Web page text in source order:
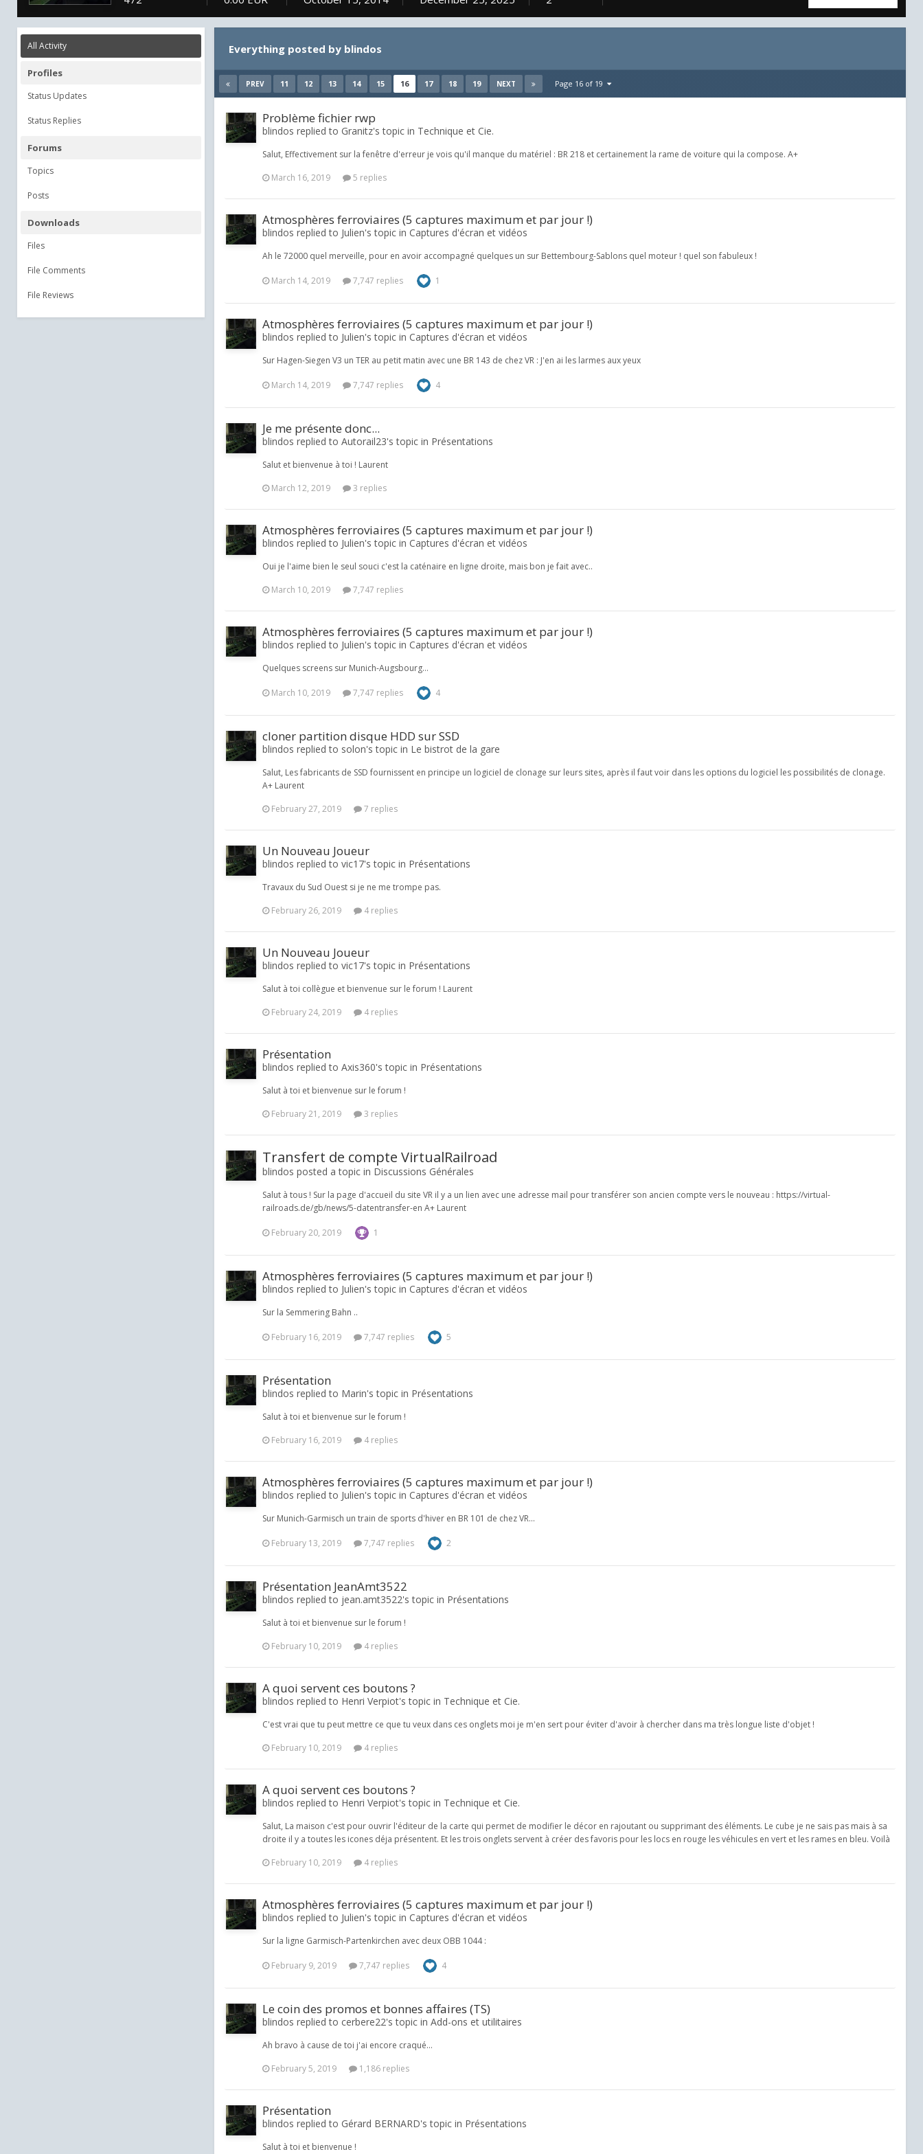
All Activity
Profiles
Status Updates
Status Replies
Forums
Topics
Posts
Downloads
Files
File Comments
File Reviews
Everything posted by blindos
PREV 11 12 13 14 15 16 17 18 19 NEXT Page 16 of 19
Problème fichier rwp
blindos replied to Granitz's topic in Technique et Cie.
Salut, Effectivement sur la fenêtre d'erreur je vois qu'il manque du matériel : BR 218 et certainement la rame de voiture qui la compose. A+
March 16, 2019
5 replies
Atmosphères ferroviaires (5 captures maximum et par jour !)
blindos replied to Julien's topic in Captures d'écran et vidéos
Ah le 72000 quel merveille, pour en avoir accompagné quelques un sur Bettembourg-Sablons quel moteur ! quel son fabuleux !
March 14, 2019 7,747 replies 1
Atmosphères ferroviaires (5 captures maximum et par jour !)
blindos replied to Julien's topic in Captures d'écran et vidéos
Sur Hagen-Siegen V3 un TER au petit matin avec une BR 143 de chez VR : J'en ai les larmes aux yeux
March 14, 2019 7,747 replies 4
Je me présente donc...
blindos replied to Autorail23's topic in Présentations
Salut et bienvenue à toi ! Laurent
March 12, 2019
3 replies
Atmosphères ferroviaires (5 captures maximum et par jour !)
blindos replied to Julien's topic in Captures d'écran et vidéos
Oui je l'aime bien le seul souci c'est la caténaire en ligne droite, mais bon je fait avec..
March 10, 2019
7,747 replies
Atmosphères ferroviaires (5 captures maximum et par jour !)
blindos replied to Julien's topic in Captures d'écran et vidéos
Quelques screens sur Munich-Augsbourg…
March 10, 2019 7,747 replies 4
cloner partition disque HDD sur SSD
blindos replied to solon's topic in Le bistrot de la gare
Salut, Les fabricants de SSD fournissent en principe un logiciel de clonage sur leurs sites, après il faut voir dans les options du logiciel les possibilités de clonage.
A+ Laurent
February 27, 2019
7 replies
Un Nouveau Joueur
blindos replied to vic17's topic in Présentations
Travaux du Sud Ouest si je ne me trompe pas.
February 26, 2019
4 replies
Un Nouveau Joueur
blindos replied to vic17's topic in Présentations
Salut à toi collègue et bienvenue sur le forum ! Laurent
February 24, 2019
4 replies
Présentation
blindos replied to Axis360's topic in Présentations
Salut à toi et bienvenue sur le forum !
February 21, 2019
3 replies
Transfert de compte VirtualRailroad
blindos posted a topic in Discussions Générales
Salut à tous ! Sur la page d'accueil du site VR il y a un lien avec une adresse mail pour transférer son ancien compte vers le nouveau : https://virtual-
railroads.de/gb/news/5-datentransfer-en A+ Laurent
February 20, 2019 1
Atmosphères ferroviaires (5 captures maximum et par jour !)
blindos replied to Julien's topic in Captures d'écran et vidéos
Sur la Semmering Bahn ..
February 16, 2019 7,747 replies 5
Présentation
blindos replied to Marin's topic in Présentations
Salut à toi et bienvenue sur le forum !
February 16, 2019
4 replies
Atmosphères ferroviaires (5 captures maximum et par jour !)
blindos replied to Julien's topic in Captures d'écran et vidéos
Sur Munich-Garmisch un train de sports d'hiver en BR 101 de chez VR...
February 13, 2019 7,747 replies 2
Présentation JeanAmt3522
blindos replied to jean.amt3522's topic in Présentations
Salut à toi et bienvenue sur le forum !
February 10, 2019
4 replies
A quoi servent ces boutons ?
blindos replied to Henri Verpiot's topic in Technique et Cie.
C'est vrai que tu peut mettre ce que tu veux dans ces onglets moi je m'en sert pour éviter d'avoir à chercher dans ma très longue liste d'objet !
February 10, 2019
4 replies
A quoi servent ces boutons ?
blindos replied to Henri Verpiot's topic in Technique et Cie.
Salut, La maison c'est pour ouvrir l'éditeur de la carte qui permet de modifier le décor en rajoutant ou supprimant des éléments. Le cube je ne sais pas mais à sa
droite il y a toutes les icones déja présentent. Et les trois onglets servent à créer des favoris pour les locs en rouge les véhicules en vert et les rames en bleu. Voilà
February 10, 2019
4 replies
Atmosphères ferroviaires (5 captures maximum et par jour !)
blindos replied to Julien's topic in Captures d'écran et vidéos
Sur la ligne Garmisch-Partenkirchen avec deux OBB 1044 :
February 9, 2019 7,747 replies 4
Le coin des promos et bonnes affaires (TS)
blindos replied to cerbere22's topic in Add-ons et utilitaires
Ah bravo à cause de toi j'ai encore craqué…
February 5, 2019
1,186 replies
Présentation
blindos replied to Gérard BERNARD's topic in Présentations
Salut à toi et bienvenue !